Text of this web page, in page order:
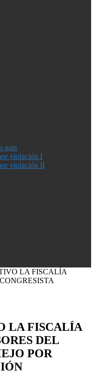
gais
violación I
violación II
LA FISCALÍA
LA FISCALÍA
DEL
POR